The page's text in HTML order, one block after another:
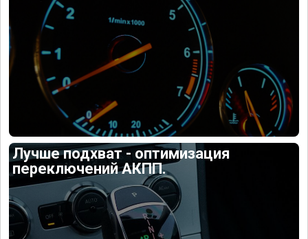
Лучше подхват - оптимизация
переключений АКПП.